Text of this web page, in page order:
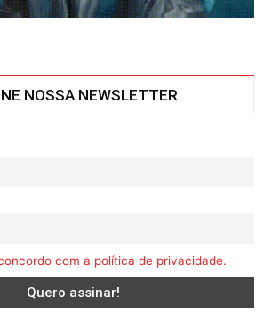
NOSSA NEWSLETTER
com a política de privacidade.